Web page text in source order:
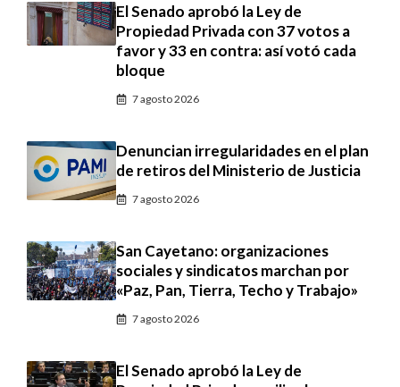
El Senado aprobó la Ley de
Propiedad Privada con 37 votos a
favor y 33 en contra: así votó cada
bloque
7 agosto 2026
Denuncian irregularidades en el plan
de retiros del Ministerio de Justicia
7 agosto 2026
San Cayetano: organizaciones
sociales y sindicatos marchan por
«Paz, Pan, Tierra, Techo y Trabajo»
7 agosto 2026
El Senado aprobó la Ley de